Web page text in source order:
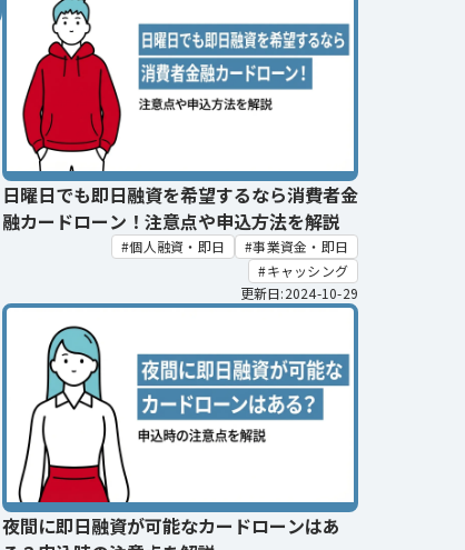
日曜日でも即日融資を希望するなら消費者金
融カードローン！注意点や申込方法を解説
個人融資・即日
事業資金・即日
キャッシング
更新日:2024-10-29
夜間に即日融資が可能なカードローンはあ